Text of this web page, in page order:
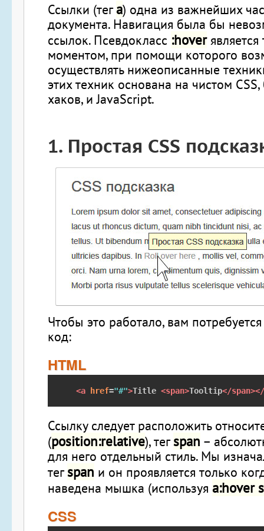
Ссылки (тегa) одна из важнейших
документа. Навигация была бы
ссылок. Псевдокласс :hover
моментом, при помощи которого
осуществлять нижеописанные
этих техник основана на чистом
хаков, и JavaScript.
1.Простая CSS
Чтобы это работало, вам
код:
HTML
<a href="#">Title <span>Tooltip</
Ссылку следует расположить
(position:relative), тегspan –
для него отдельный стиль. Мы
тегspan и он проявляется только
наведена мышка (используя a:hover
CSS